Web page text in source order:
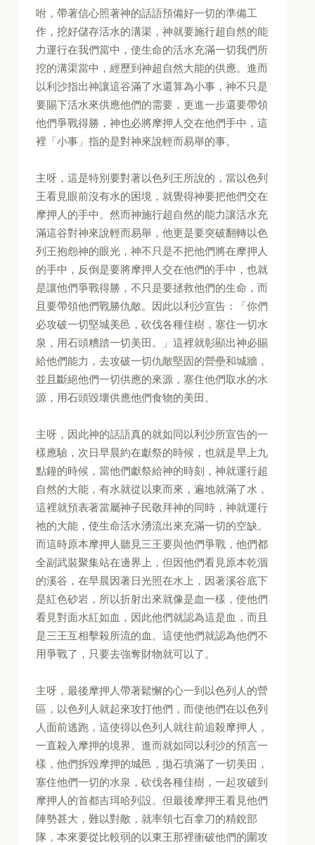
咐，帶著信心照著神的話語預備好一切的準備工
作，挖好儲存活水的溝渠，神就要施行超自然的能
力運行在我們當中，使生命的活水充滿一切我們所
挖的溝渠當中，經歷到神超自然大能的供應。進而
以利沙指出神讓這谷滿了水還算為小事，神不只是
要賜下活水來供應他們的需要，更進一步還要帶領
他們爭戰得勝，神也必將摩押人交在他們手中，這
裡「小事」指的是對神來說輕而易舉的事。
主呀，這是特別要對著以色列王所說的，當以色列
王看見眼前沒有水的困境，就覺得神要把他們交在
摩押人的手中。然而神施行超自然的能力讓活水充
滿這谷對神來說輕而易舉，他更是要突破翻轉以色
列王抱怨神的眼光，神不只是不把他們將在摩押人
的手中，反倒是要將摩押人交在他們的手中，也就
是讓他們爭戰得勝，不只是要拯救他們的生命，而
且要帶領他們戰勝仇敵。因此以利沙宣告：「你們
必攻破一切堅城美邑，砍伐各種佳樹，塞住一切水
泉，用石頭糟踏一切美田。」這裡就彰顯出神必賜
給他們能力，去攻破一切仇敵堅固的營壘和城牆，
並且斷絕他們一切供應的來源，塞住他們取水的水
源，用石頭毀壞供應他們食物的美田。
主呀，因此神的話語真的就如同以利沙所宣告的一
樣應驗，次日早晨約在獻祭的時候，也就是早上九
點鐘的時候，當他們獻祭給神的時刻，神就運行超
自然的大能，有水就從以東而來，遍地就滿了水，
這裡就預表著當屬神子民敬拜神的同時，神就運行
祂的大能，使生命活水湧流出來充滿一切的空缺。
而這時原本摩押人聽見三王要與他們爭戰，他們都
全副武裝聚集站在邊界上，但因他們看見原本乾涸
的溪谷，在早晨因著日光照在水上，因著溪谷底下
是紅色砂岩，所以折射出來就像是血一樣，使他們
看見對面水紅如血，因此他們就認為這是血，而且
是三王互相擊殺所流的血。這使他們就認為他們不
用爭戰了，只要去強奪財物就可以了。
主呀，最後摩押人帶著鬆懈的心一到以色列人的營
區，以色列人就起來攻打他們，而使他們在以色列
人面前逃跑，這使得以色列人就往前追殺摩押人，
一直殺入摩押的境界。進而就如同以利沙的預言一
樣，他們拆毀摩押的城邑，拋石填滿了一切美田，
塞住他們一切的水泉，砍伐各種佳樹，一起攻破到
摩押人的首都吉珥哈列設。但最後摩押王看見他們
陣勢甚大，難以對敵，就率領七百拿刀的精銳部
隊，本來要從比較弱的以東王那裡衝破他們的圍攻